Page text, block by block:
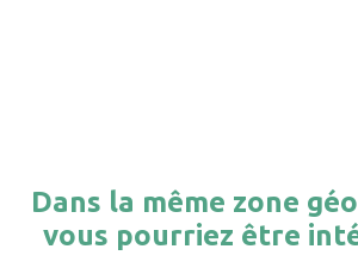
Dans la même zone
vous pourriez être